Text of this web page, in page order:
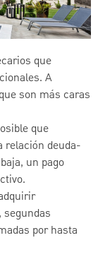
que
A
son más caras
que
relación deuda-
un pago
por hasta